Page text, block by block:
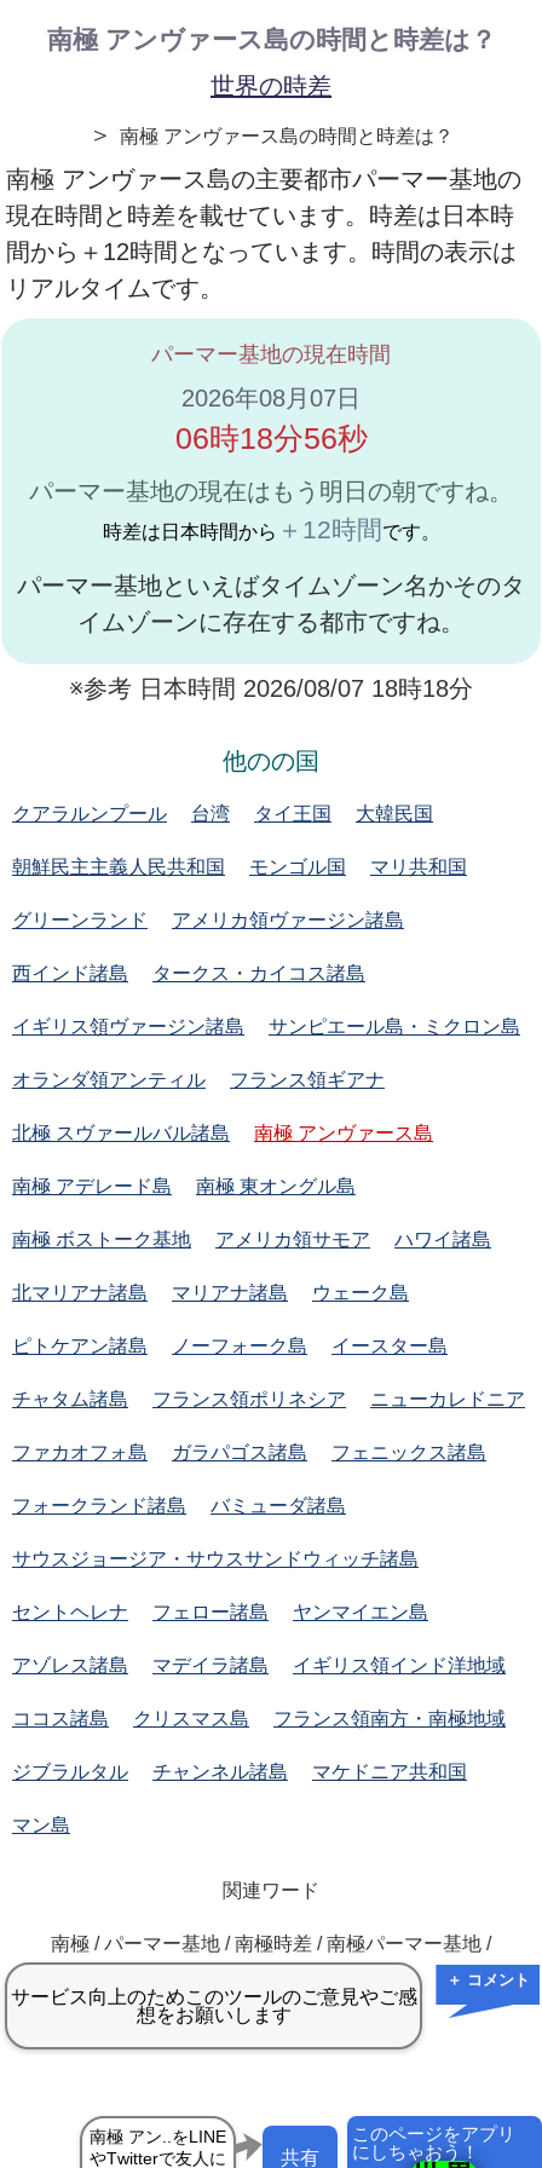
南極 アンヴァース島の時間と時差は？
世界の時差
＞
南極 アンヴァース島の時間と時差は？
南極 アンヴァース島の主要都市パーマー基地の
現在時間と時差を載せています。時差は日本時
間から＋12時間となっています。時間の表示は
リアルタイムです。
パーマー基地の現在時間
2026年08月07日
06時18分56秒
パーマー基地の現在はもう明日の朝ですね。
時差は日本時間から ＋12時間 です。
パーマー基地といえばタイムゾーン名かそのタ
イムゾーンに存在する都市ですね。
※参考 日本時間 2026/08/07 18時18分
他のの国
クアラルンプール 台湾 タイ王国 大韓民国
朝鮮民主主義人民共和国 モンゴル国 マリ共和国
グリーンランド アメリカ領ヴァージン諸島
西インド諸島 タークス・カイコス諸島
イギリス領ヴァージン諸島 サンピエール島・ミクロン島
オランダ領アンティル フランス領ギアナ
北極 スヴァールバル諸島 南極 アンヴァース島
南極 アデレード島 南極 東オングル島
南極 ボストーク基地 アメリカ領サモア ハワイ諸島
北マリアナ諸島 マリアナ諸島 ウェーク島
ピトケアン諸島 ノーフォーク島 イースター島
チャタム諸島 フランス領ポリネシア ニューカレドニア
ファカオフォ島 ガラパゴス諸島 フェニックス諸島
フォークランド諸島 バミューダ諸島
サウスジョージア・サウスサンドウィッチ諸島
セントヘレナ フェロー諸島 ヤンマイエン島
アゾレス諸島 マデイラ諸島 イギリス領インド洋地域
ココス諸島 クリスマス島 フランス領南方・南極地域
ジブラルタル チャンネル諸島 マケドニア共和国
マン島
関連ワード
南極 / パーマー基地 / 南極時差 / 南極パーマー基地 /
＋ コメント
このページをアプリ
にしちゃおう！
共有